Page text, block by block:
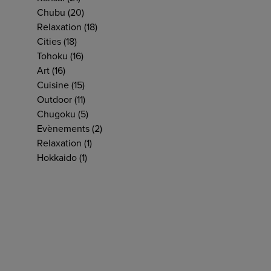
Chubu (20)
Relaxation (18)
Cities (18)
Tohoku (16)
Art (16)
Cuisine (15)
Outdoor (11)
Chugoku (5)
Evènements (2)
Relaxation (1)
Hokkaido (1)